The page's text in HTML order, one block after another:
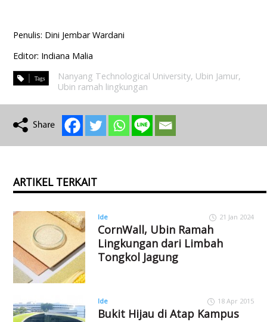
Penulis: Dini Jembar Wardani
Editor: Indiana Malia
Nanyang Technological University, Ubin Jamur,
Ubin ramah lingkungan
ARTIKEL TERKAIT
Ide 21 Jan 2024
CornWall, Ubin Ramah
Lingkungan dari Limbah
Tongkol Jagung
Ide 18 Apr 2015
Bukit Hijau di Atap Kampus